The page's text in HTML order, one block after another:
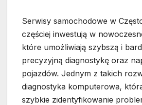
Serwisy samochodowe w
częściej inwestują w
które umożliwiają szybszą i
precyzyjną diagnostykę oraz
pojazdów. Jednym z takich
diagnostyka komputerowa,
szybkie zidentyfikowanie